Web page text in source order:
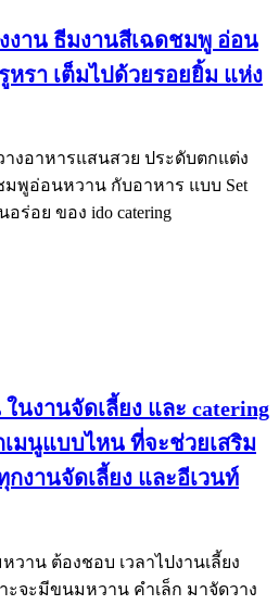
งาน ธีมงานสีเฉดชมพู อ่อน
หรา เต็มไปด้วยรอยยิ้ม แห่ง
างอาหารแสนสวย ประดับตกแต่ง
มพูอ่อนหวาน กับอาหาร แบบ Set
ร่อย ของ ido catering
นงานจัดเลี้ยง และ catering
เมนูแบบไหน ที่จะช่วยเสริม
งานจัดเลี้ยง และอีเวนท์
วาน ต้องชอบ เวลาไปงานเลี้ยง
ะจะมีขนมหวาน คำเล็ก มาจัดวาง